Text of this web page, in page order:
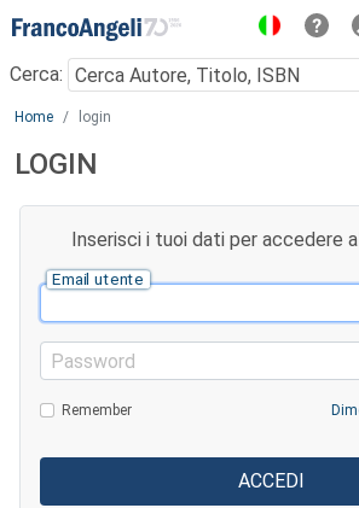
Menu
Cerca:
Main content
Home login
LOGIN
Inserisci i tuoi dati per accedere
Email utente
Password
Remember